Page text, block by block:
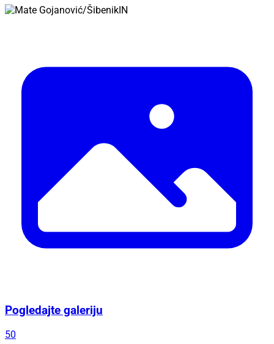
Pogledajte galeriju
50